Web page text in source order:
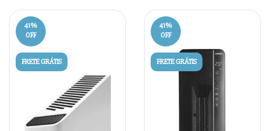
41%
OFF
FRETE GRÁTIS
41%
OFF
FRETE GRÁTIS